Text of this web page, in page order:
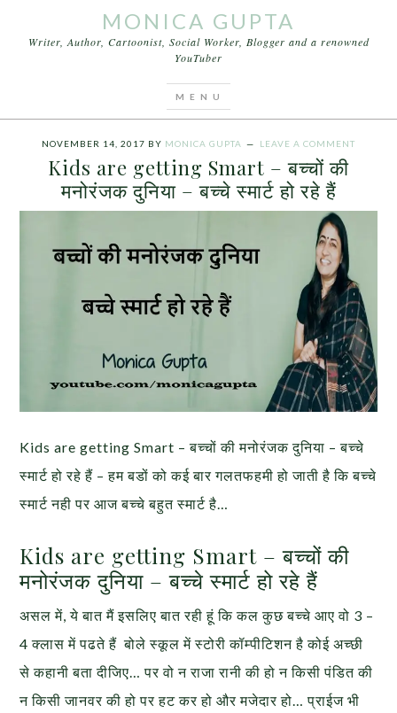
MONICA GUPTA
Writer, Author, Cartoonist, Social Worker, Blogger and a renowned
YouTuber
NOVEMBER 14, 2017 BY MONICA GUPTA LEAVE A COMMENT
Kids are getting Smart – बच्चों की
मनोरंजक दुनिया – बच्चे स्मार्ट हो रहे हैं
Kids are getting Smart – बच्चों की मनोरंजक दुनिया – बच्चे
स्मार्ट हो रहे हैं – हम बडों को कई बार गलतफहमी हो जाती है कि बच्चे
स्मार्ट नही पर आज बच्चे बहुत स्मार्ट है…
Kids are getting Smart – बच्चों की
मनोरंजक दुनिया – बच्चे स्मार्ट हो रहे हैं
असल में, ये बात मैं इसलिए बात रही हूं कि कल कुछ बच्चे आए वो 3 –
4 क्लास में पढते हैं बोले स्कूल में स्टोरी कॉम्पीटिशन है कोई अच्छी
से कहानी बता दीजिए… पर वो न राजा रानी की हो न किसी पंडित की
न किसी जानवर की हो पर हट कर हो और मजेदार हो… प्राईज भी